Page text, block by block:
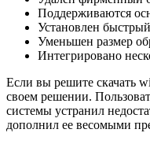
Поддерживаются
Установлен
Уменьшен размер
Интегрировано
Если вы решите скачать
своем решении.
системы устранил
дополнил ее весомыми